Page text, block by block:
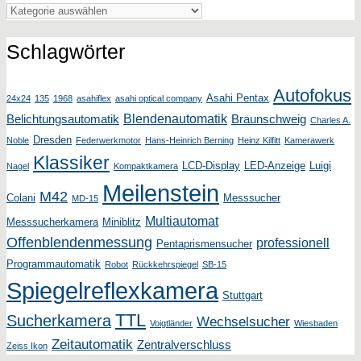
Kategorien
Schlagwörter
24x24 135 1968 asahiflex asahi optical company Asahi Pentax Autofokus
Belichtungsautomatik Blendenautomatik Braunschweig Charles A.
Noble Dresden Federwerkmotor Hans-Heinrich Berning Heinz Kilfitt Kamerawerk
Nagel Klassiker Kompaktkamera LCD-Display LED-Anzeige Luigi
Colani M42 MD-15 Meilenstein Messsucher
Messsucherkamera Miniblitz Multiautomat
Offenblendenmessung Pentaprismensucher professionell
Programmautomatik Robot Rückkehrspiegel SB-15
Spiegelreflexkamera Stuttgart
Sucherkamera TTL Voigtländer Wechselsucher Wiesbaden
Zeiss Ikon Zeitautomatik Zentralverschluss